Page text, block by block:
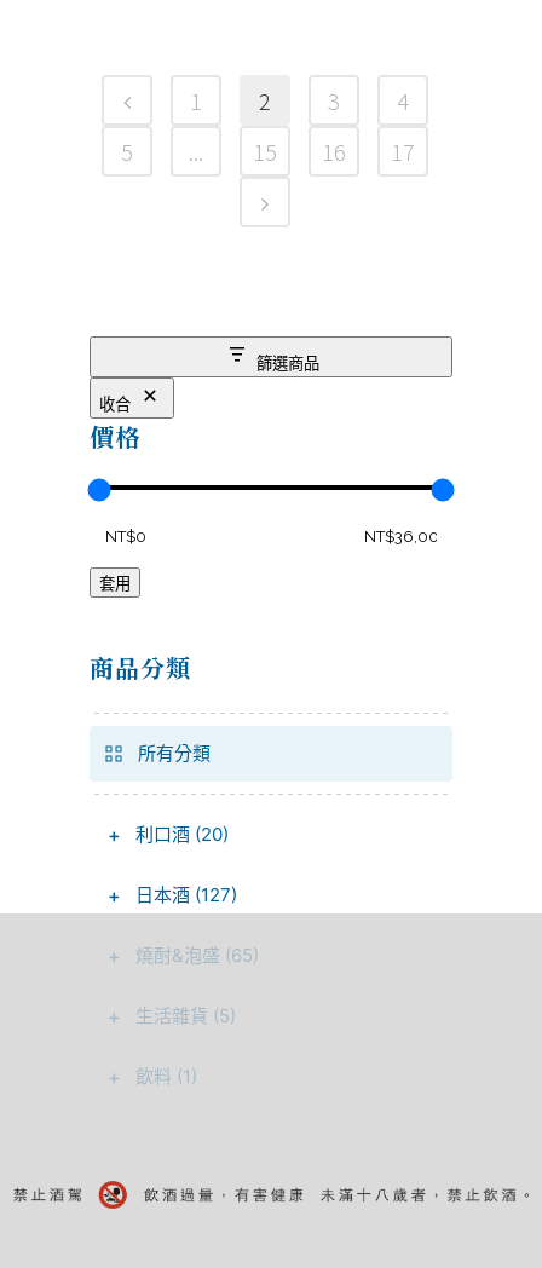
1 2 3
4
5
... 15 16 17
篩選商品
收合
價格
套用
商品分類
所有分類
+ 利口酒 (20)
+ 日本酒 (127)
+ 燒酎&泡盛 (65)
+ 生活雜貨 (5)
+ 飲料 (1)